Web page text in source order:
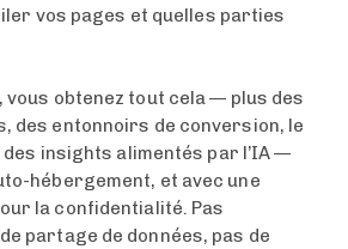
vos pages et quelles parties
vous obtenez tout cela — plus des
des entonnoirs de conversion, le
insights alimentés par l’IA —
hébergement, et avec une
la confidentialité. Pas
partage de données, pas de